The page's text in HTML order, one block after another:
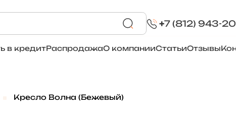
+7 (812) 943-
в кредитРаспродажаО компанииСтатьиОтзывы
Кресло Волна (Бежевый)